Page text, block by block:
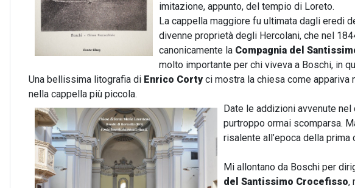
imitazione, appunto, del tempio di Loreto.
La cappella maggiore fu ultimata dagli eredi
divenne proprietà degli Hercolani, che nel
canonicamente la Compagnia del
molto importante per chi viveva a Boschi, in
Una bellissima litografia di Enrico Cortyci mostra la chiesa come appariva
nella cappella più piccola.
Date le addizioni avvenute
purtroppo ormai scomparsa.
risalente all’epoca della
Mi allontano da Boschi per
del Santissimo Crocefisso,